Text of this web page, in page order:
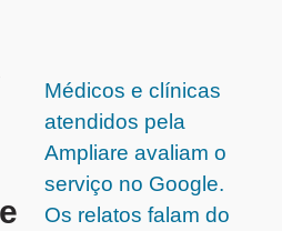
Médicos e clínicas
atendidos pela
Ampliare avaliam o
serviço no Google.
Os relatos falam do